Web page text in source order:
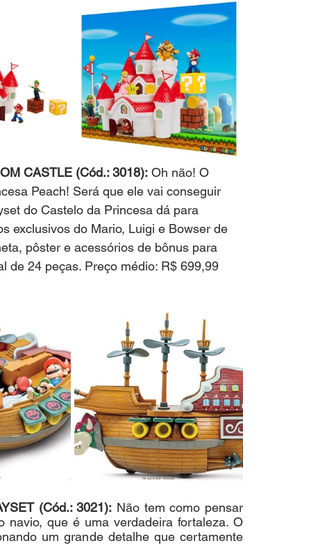
CASTLE (Cód.: 3018): Oh não! O
Peach! Será que ele vai conseguir
do Castelo da Princesa dá para
exclusivos do Mario, Luigi e Bowser de
pôster e acessórios de bônus para
de 24 peças. Preço médio: R$ 699,99
(Cód.: 3021): Não tem como pensar
navio, que é uma verdadeira fortaleza. O
um grande detalhe que certamente